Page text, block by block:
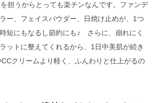
担うからとっても楽チンなんです。ファンデ
ー、フェイスパウダー、日焼け止めが、1つ
短にもなるし節約にも♪ さらに、崩れにく
ットに整えてくれるから、1日中美肌が続き
CCクリームより軽く、ふんわりと仕上がるの